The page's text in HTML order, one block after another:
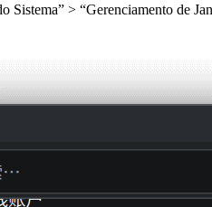
Sistema” > “Gerenciamento de